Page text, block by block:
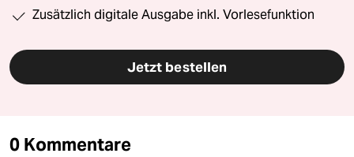
Zusätzlich digitale Ausgabe inkl. Vorlesefunktion
Jetzt bestellen
0 Kommentare